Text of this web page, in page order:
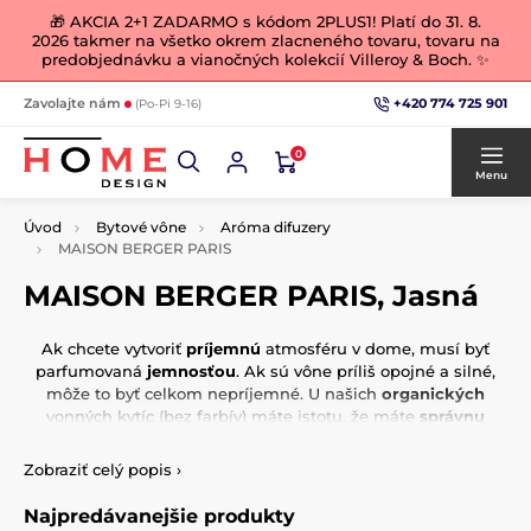
🎁 AKCIA 2+1 ZADARMO s kódom 2PLUS1! Platí do 31. 8.
2026 takmer na všetko okrem zlacneného tovaru, tovaru na
predobjednávku a vianočných kolekcií Villeroy & Boch. ✨
Zavolajte nám (Po-Pi 9-16) +420 774 725 901
0
Menu
Úvod Bytové vône
Aróma difuzery
MAISON BERGER PARIS
MAISON BERGER PARIS, Jasná
Ak chcete vytvoriť príjemnú atmosféru v dome, musí byť
parfumovaná jemnosťou. Ak sú vône príliš opojné a silné,
môže to byť celkom nepríjemné. U našich organických
vonných kytíc (bez farbív) máte istotu, že máte správnu
pôsobením. Nemusíte teda zapáliť knôt ani stlačiť difuzér.
vytiahnuť
alebo umiestniť keramický kvet na strieborný prsteň fľaše.
Zobraziť celý popis ›
Najpredávanejšie produkty